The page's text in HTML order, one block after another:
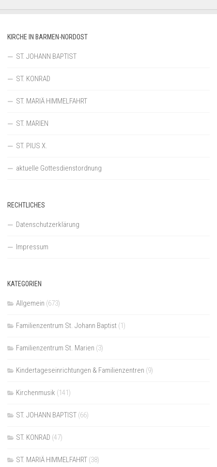
KIRCHE IN BARMEN-NORDOST
ST. JOHANN BAPTIST
ST. KONRAD
ST. MARIÄ HIMMELFAHRT
ST. MARIEN
ST. PIUS X.
aktuelle Gottesdienstordnung
RECHTLICHES
Datenschutzerklärung
Impressum
KATEGORIEN
Allgemein (673)
Familienzentrum St. Johann Baptist (1)
Familienzentrum St. Marien (3)
Kindertageseinrichtungen & Familienzentren (9)
Kirchenmusik (141)
ST. JOHANN BAPTIST (66)
ST. KONRAD (47)
ST. MARIÄ HIMMELFAHRT (38)